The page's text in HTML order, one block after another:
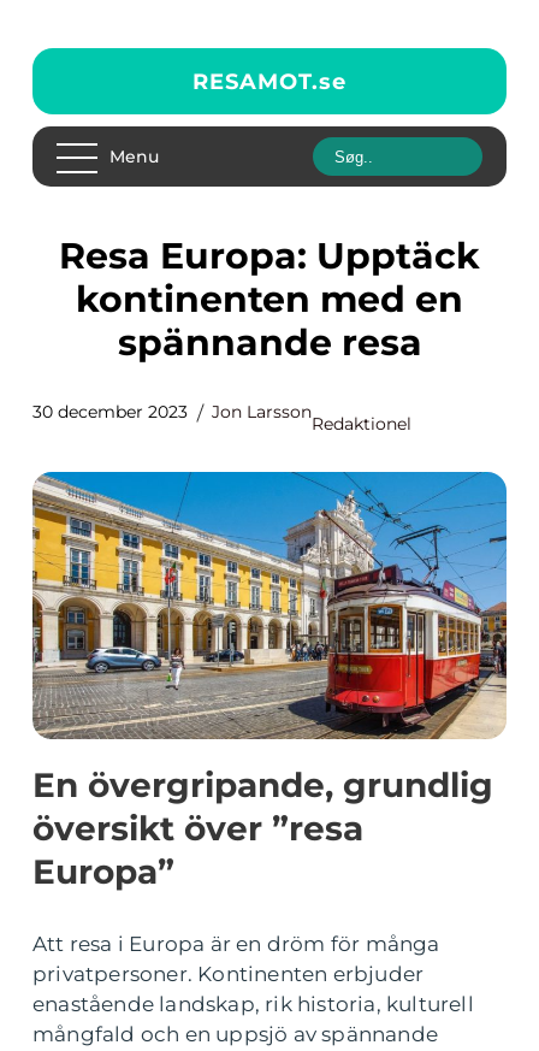
RESAMOT.se
Menu
Resa Europa: Upptäck
kontinenten med en
spännande resa
30 december 2023 Jon Larsson
Redaktionel
En övergripande, grundlig
översikt över ”resa
Europa”
Att resa i Europa är en dröm för många
privatpersoner. Kontinenten erbjuder
enastående landskap, rik historia, kulturell
mångfald och en uppsjö av spännande